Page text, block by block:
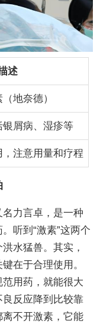
述
地奈德）
屑病、湿疹等
注意用量和疗程
力言卓，是一种
听到“激素”这两个
水猛兽。其实，
在于合理使用。
用药，就能很大
反应降到比较靠
不开激素，它能